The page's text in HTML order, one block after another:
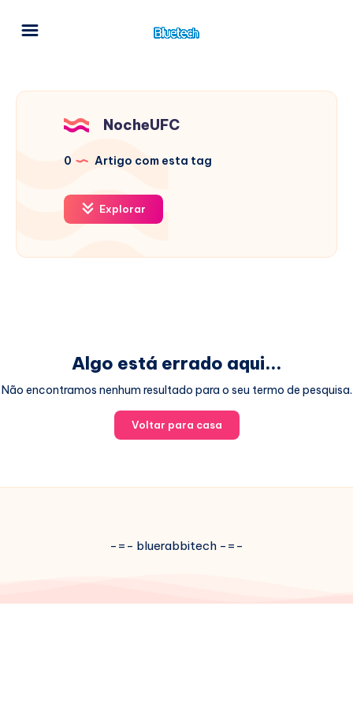
NocheUFC
0 Artigo com esta tag
Explorar
Algo está errado aqui...
Não encontramos nenhum resultado para o seu termo de pesquisa.
Voltar para casa
-=- bluerabbitech -=-